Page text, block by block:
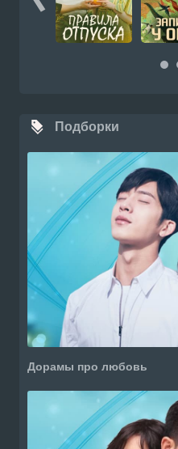
Подборки
Дорамы про любовь